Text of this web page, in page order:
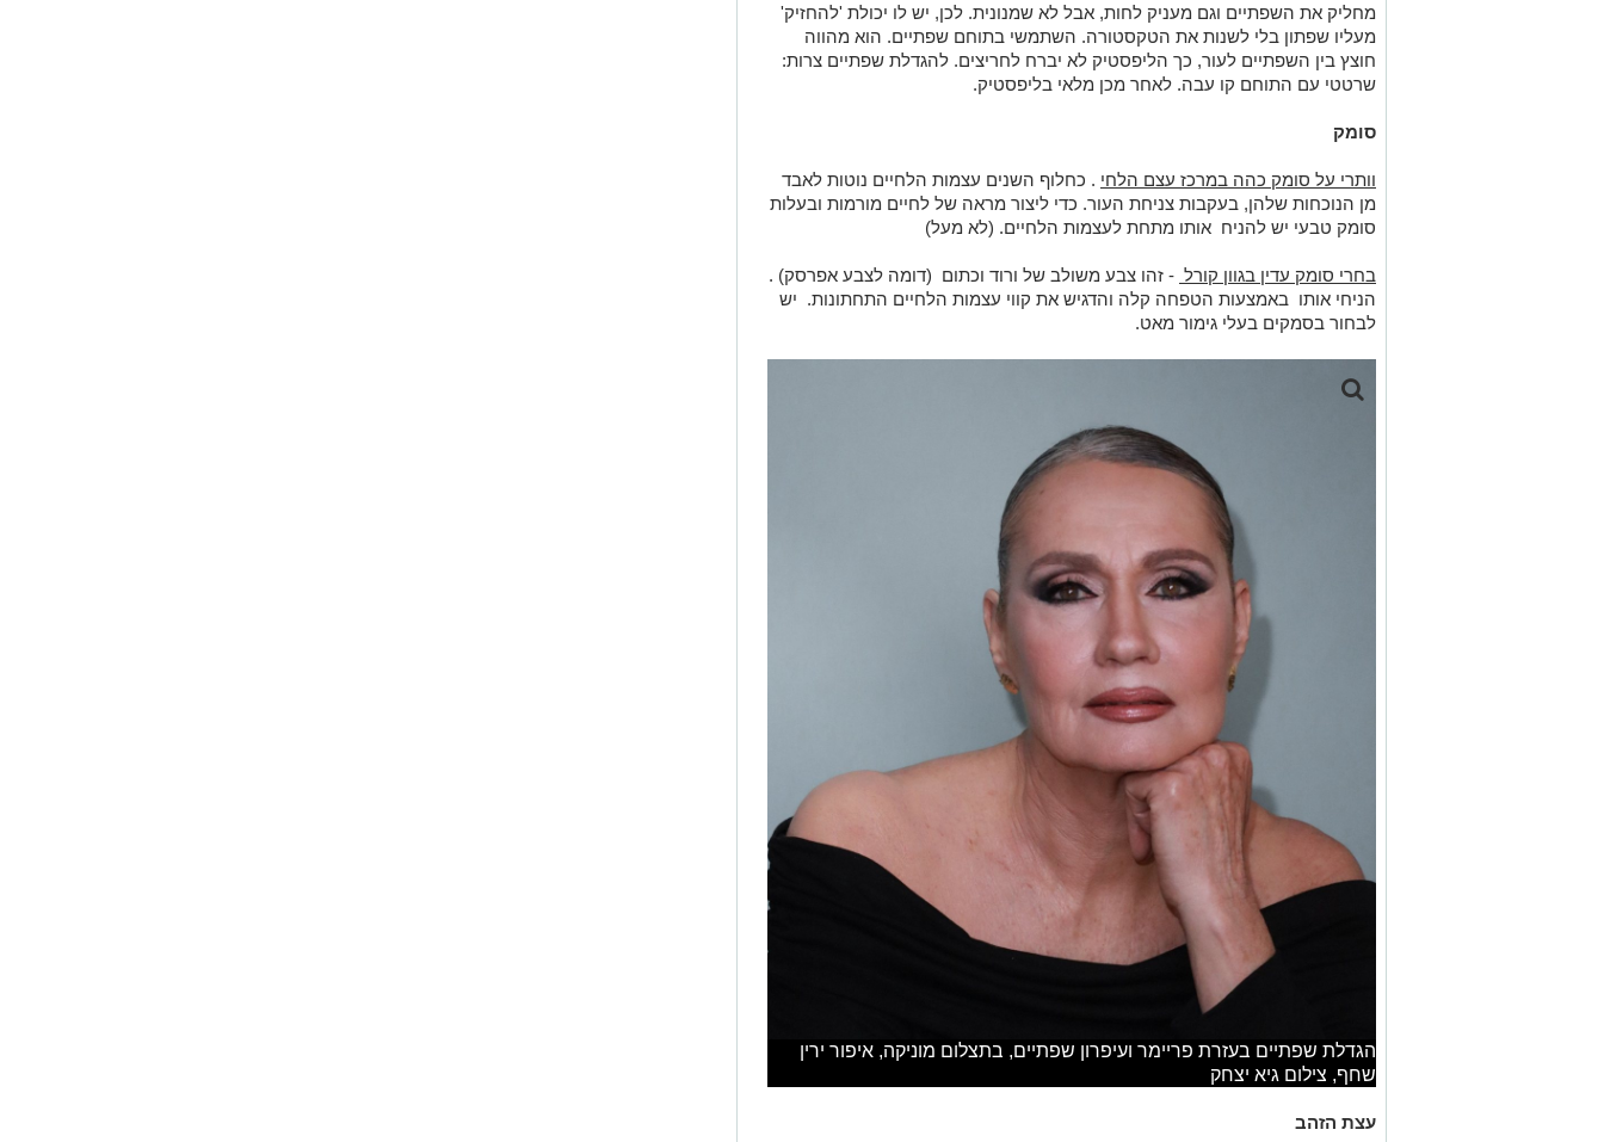
מחליק את השפתיים וגם מעניק לחות, אבל לא שמנונית. לכן, יש לו יכולת 'להחזיק'
מעליו שפתון בלי לשנות את הטקסטורה. השתמשי בתוחם שפתיים. הוא מהווה
חוצץ בין השפתיים לעור, כך הליפסטיק לא יברח לחריצים. להגדלת שפתיים צרות:
שרטטי עם התוחם קו עבה. לאחר מכן מלאי בליפסטיק.
סומק
וותרי על סומק כהה במרכז עצם הלחי . כחלוף השנים עצמות הלחיים נוטות לאבד
מן הנוכחות שלהן, בעקבות צניחת העור. כדי ליצור מראה של לחיים מורמות ובעלות
סומק טבעי יש להניח אותו מתחת לעצמות הלחיים. (לא מעל)
בחרי סומק עדין בגוון קורל - זהו צבע משולב של ורוד וכתום (דומה לצבע אפרסק) .
הניחי אותו באמצעות הטפחה קלה והדגיש את קווי עצמות הלחיים התחתונות. יש
לבחור בסמקים בעלי גימור מאט.
הגדלת שפתיים בעזרת פריימר ועיפרון שפתיים, בתצלום מוניקה, איפור ירין
שחף, צילום גיא יצחק
עצת הזהב